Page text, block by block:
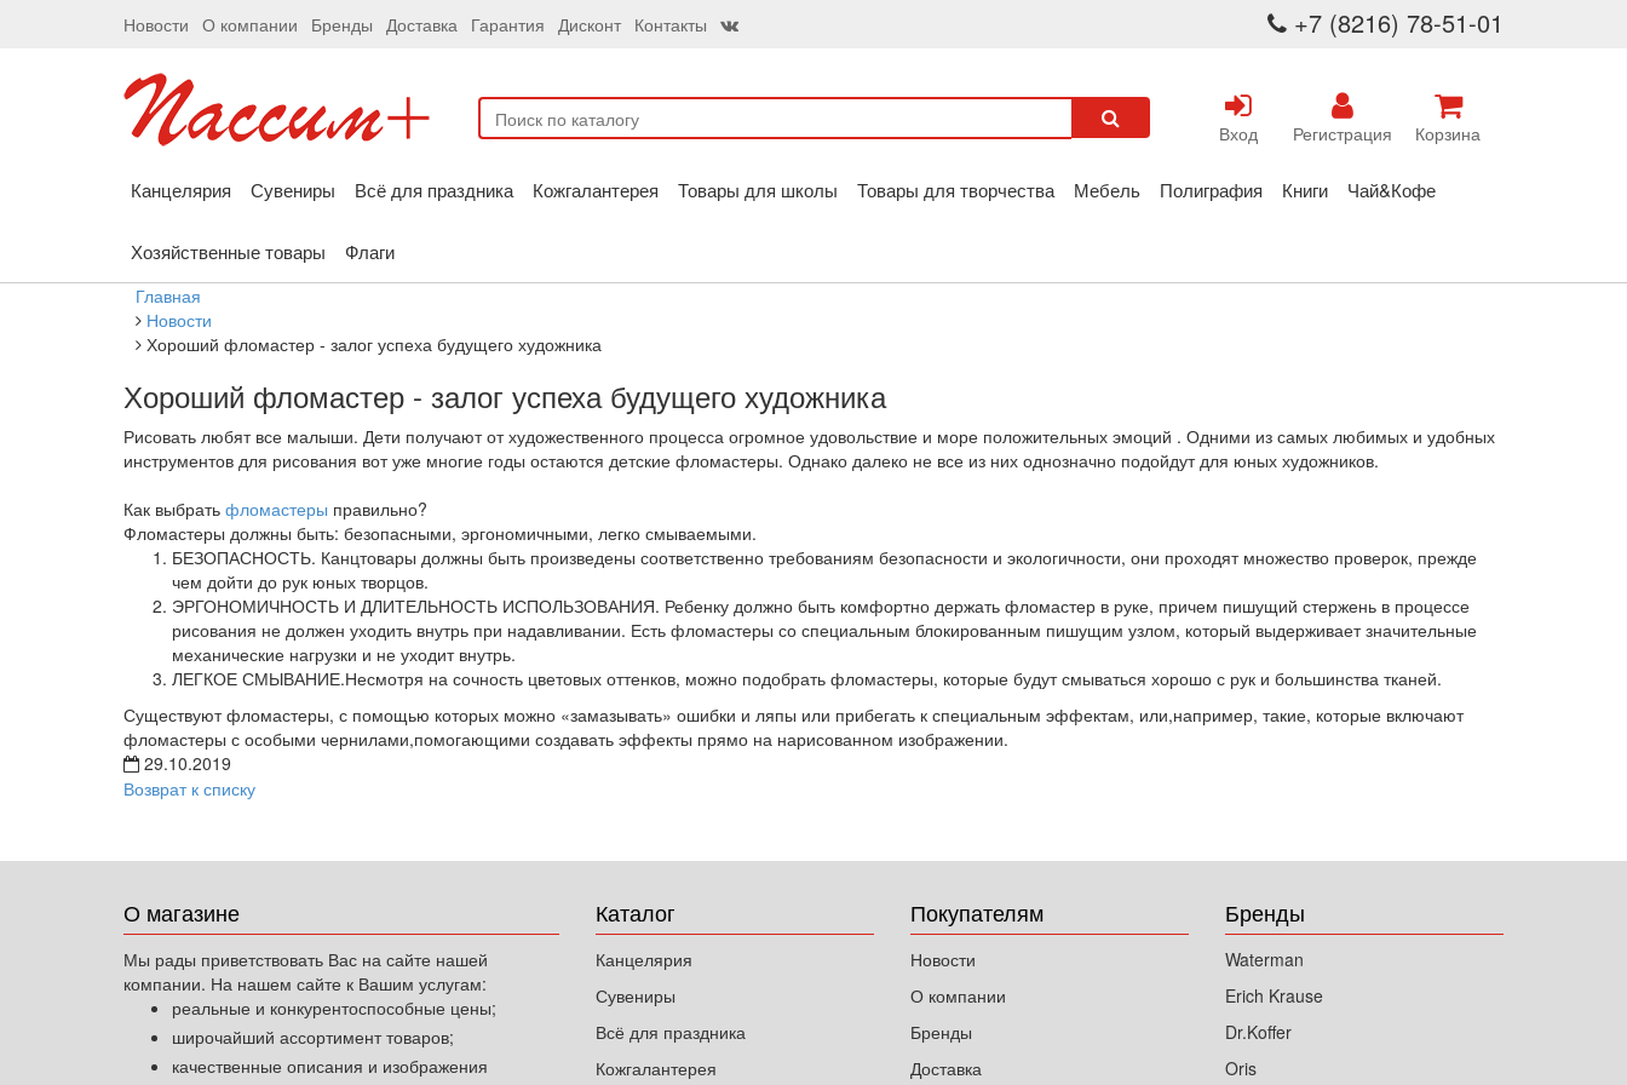
Новости О компании Бренды Доставка Гарантия Дисконт Контакты +7 (8216) 78-51-01
Вход Регистрация Корзина
Канцелярия Сувениры Всё для праздника Кожгалантерея Товары для школы Товары для творчества Мебель Полиграфия Книги Чай&Кофе
Хозяйственные товары Флаги
Главная
Новости
Хороший фломастер - залог успеха будущего художника
Хороший фломастер - залог успеха будущего художника
Рисовать любят все малыши. Дети получают от художественного процесса огромное удовольствие и море положительных эмоций . Одними из самых любимых и удобных
инструментов для рисования вот уже многие годы остаются детские фломастеры. Однако далеко не все из них однозначно подойдут для юных художников.
Как выбрать фломастеры правильно?
Фломастеры должны быть: безопасными, эргономичными, легко смываемыми.
БЕЗОПАСНОСТЬ. Канцтовары должны быть произведены соответственно требованиям безопасности и экологичности, они проходят множество проверок, прежде
чем дойти до рук юных творцов.
ЭРГОНОМИЧНОСТЬ И ДЛИТЕЛЬНОСТЬ ИСПОЛЬЗОВАНИЯ. Ребенку должно быть комфортно держать фломастер в руке, причем пишущий стержень в процессе
рисования не должен уходить внутрь при надавливании. Есть фломастеры со специальным блокированным пишущим узлом, который выдерживает значительные
механические нагрузки и не уходит внутрь.
ЛЕГКОЕ СМЫВАНИЕ.Несмотря на сочность цветовых оттенков, можно подобрать фломастеры, которые будут смываться хорошо с рук и большинства тканей.
Существуют фломастеры, с помощью которых можно «замазывать» ошибки и ляпы или прибегать к специальным эффектам, или,например, такие, которые включают
фломастеры с особыми чернилами,помогающими создавать эффекты прямо на нарисованном изображении.
29.10.2019
Возврат к списку
О магазине
Мы рады приветствовать Вас на сайте нашей
компании. На нашем сайте к Вашим услугам:
реальные и конкурентоспособные цены;
широчайший ассортимент товаров;
качественные описания и изображения
Каталог
Канцелярия
Сувениры
Всё для праздника
Кожгалантерея
Покупателям
Новости
О компании
Бренды
Доставка
Бренды
Waterman
Erich Krause
Dr.Koffer
Oris